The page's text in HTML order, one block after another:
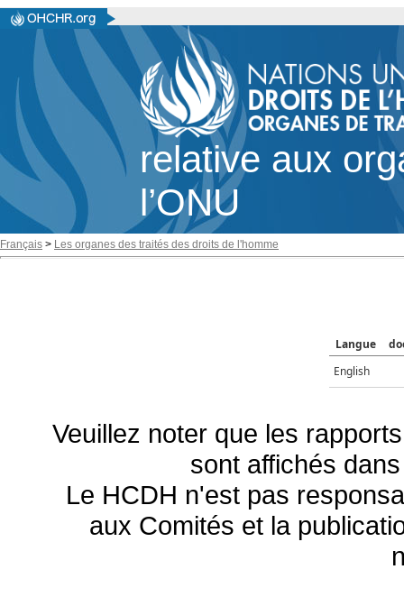
relative aux
l’ONU
Français > Les organes des traités des droits de l'homme
Langue
English
Veuillez noter que les
sont affichés
Le HCDH n'est pas
aux Comités et la